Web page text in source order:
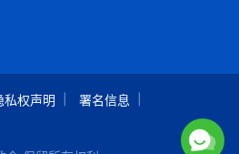
私权声明
署名信息